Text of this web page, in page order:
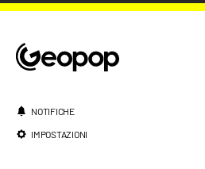
NOTIFICHE
IMPOSTAZIONI